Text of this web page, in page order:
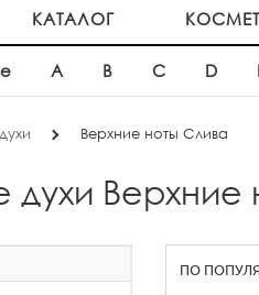
КАТАЛОГ
A B C D
Верхние ноты Слива
духи Верхние